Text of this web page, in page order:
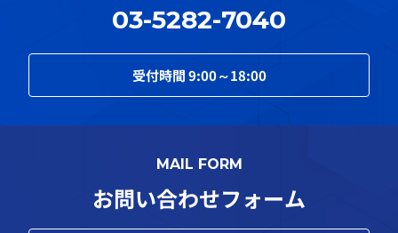
03-5282-7040
受付時間9:00～18:00
MAIL FORM
お問い合わせフォーム